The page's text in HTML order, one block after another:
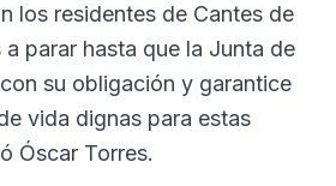
los residentes de Cantes de
parar hasta que la Junta de
su obligación y garantice
vida dignas para estas
Óscar Torres.